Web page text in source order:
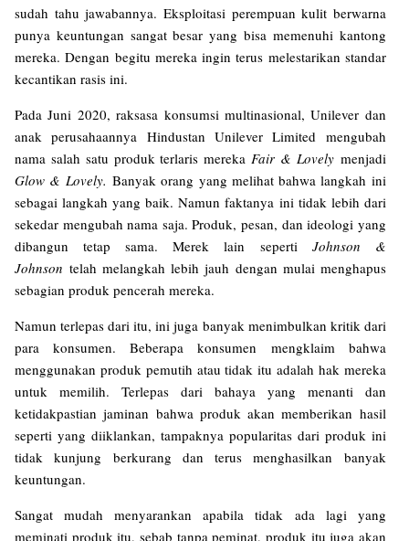
sudah tahu jawabannya. Eksploitasi perempuan kulit berwarna
punya keuntungan sangat besar yang bisa memenuhi kantong
mereka. Dengan begitu mereka ingin terus melestarikan standar
kecantikan rasis ini.
Pada Juni 2020, raksasa konsumsi multinasional, Unilever dan
anak perusahaannya Hindustan Unilever Limited mengubah
nama salah satu produk terlaris merekaFair & Lovelymenjadi
Glow & Lovely. Banyak orang yang melihat bahwa langkah ini
sebagai langkah yang baik. Namun faktanya ini tidak lebih dari
sekedar mengubah nama saja. Produk, pesan, dan ideologi yang
dibangun tetap sama. Merek lain seperti Johnson &
Johnson telah melangkah lebih jauh dengan mulai menghapus
sebagian produk pencerah mereka.
Namun terlepas dari itu, ini juga banyak menimbulkan kritik dari
para konsumen. Beberapa konsumen mengklaim bahwa
menggunakan produk pemutih atau tidak itu adalah hak mereka
untuk memilih. Terlepas dari bahaya yang menanti dan
ketidakpastian jaminan bahwa produk akan memberikan hasil
seperti yang diiklankan, tampaknya popularitas dari produk ini
tidak kunjung berkurang dan terus menghasilkan banyak
keuntungan.
Sangat mudah menyarankan apabila tidak ada lagi yang
meminati produk itu, sebab tanpa peminat, produk itu juga akan